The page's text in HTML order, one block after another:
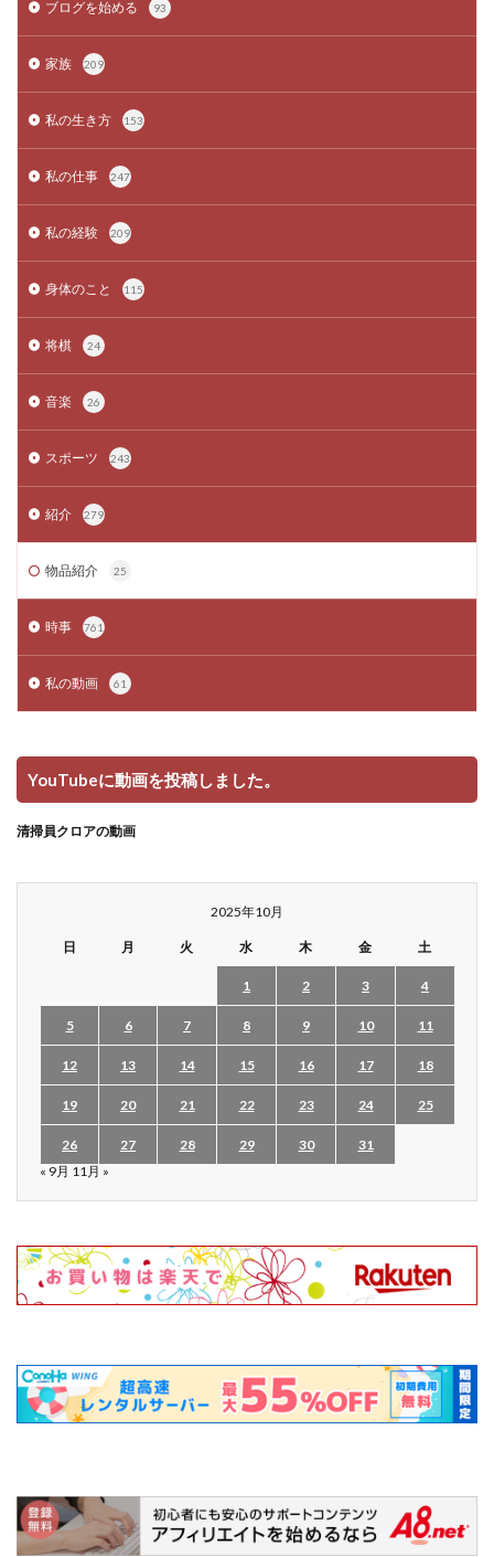
ブログを始める 93
家族 209
私の生き方 153
私の仕事 247
私の経験 209
身体のこと 115
将棋 24
音楽 26
スポーツ 243
紹介 279
物品紹介 25
時事 761
私の動画 61
YouTubeに動画を投稿しました。
清掃員クロアの動画
2025年10月
日 月 火 水 木 金 土
1 2 3 4
5 6 7 8 9 10 11
12 13 14 15 16 17 18
19 20 21 22 23 24 25
26 27 28 29 30
31
« 9月 11月 »